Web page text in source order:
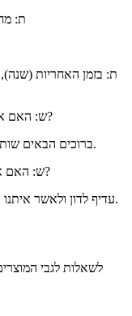
ת:
ת: בזמן האחריות
ש: האם אני יכול ליצור עיצוב ולוגו משלי על המוצר?
ת: כן, אנחנו עושים OEM. ברוכים הבאים שותפים גלובליים.
ש: האם אתה יכול לספק מכונות מותאמות אישית?
ת: כן. אנחנו יכולים לספק שירותי OEM. עדיף לדון ולאשר איתנו.
לשאלות לגבי